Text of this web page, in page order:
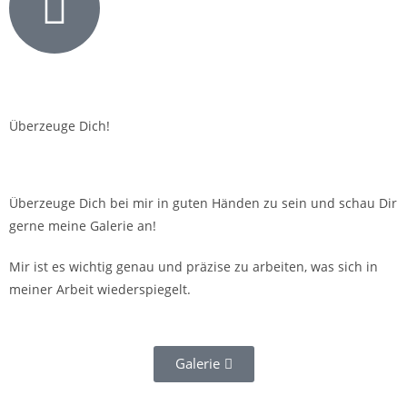
Überzeuge Dich!
Überzeuge Dich bei mir in guten Händen zu sein und schau Dir
gerne meine Galerie an!
Mir ist es wichtig genau und präzise zu arbeiten, was sich in
meiner Arbeit wiederspiegelt.
Galerie